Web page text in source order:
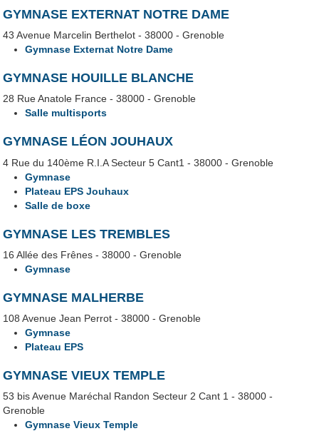
GYMNASE EXTERNAT NOTRE DAME
43 Avenue Marcelin Berthelot - 38000 - Grenoble
Gymnase Externat Notre Dame
GYMNASE HOUILLE BLANCHE
28 Rue Anatole France - 38000 - Grenoble
Salle multisports
GYMNASE LÉON JOUHAUX
4 Rue du 140ème R.I.A Secteur 5 Cant1 - 38000 - Grenoble
Gymnase
Plateau EPS Jouhaux
Salle de boxe
GYMNASE LES TREMBLES
16 Allée des Frênes - 38000 - Grenoble
Gymnase
GYMNASE MALHERBE
108 Avenue Jean Perrot - 38000 - Grenoble
Gymnase
Plateau EPS
GYMNASE VIEUX TEMPLE
53 bis Avenue Maréchal Randon Secteur 2 Cant 1 - 38000 -
Grenoble
Gymnase Vieux Temple